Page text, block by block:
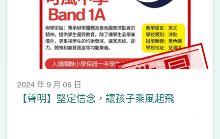
2024 年 9 月 06 日
【聲明】堅定信念，讓孩子乘風起飛